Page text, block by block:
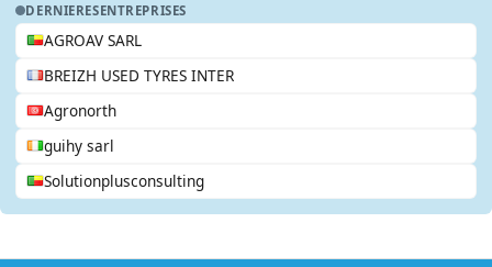
DERNIERESENTREPRISES
AGROAV SARL
BREIZH USED TYRES INTER
Agronorth
guihy sarl
Solutionplusconsulting